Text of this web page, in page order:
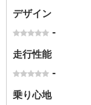
デザイン
-
走行性能
-
乗り心地